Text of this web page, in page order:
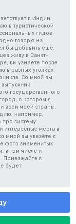
в Индии
в туристической
гидов.
говорю на
бы добавить ещё,
живу в Санкт-
вы узнаете после
в разных уголках
Со мной вы
государственного
о котором я
всей моей страны.
например,
про систему
интересные места в
мной вы увезёте с
фото знаменитых
в том числе и
Приезжайте в
будет